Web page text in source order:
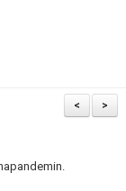
>
<